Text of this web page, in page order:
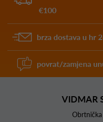
€100
brza dostava u hr
povrat/zamjena
VIDMAR
Obrtnička